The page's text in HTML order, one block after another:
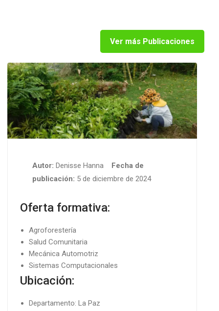
Ver más Publicaciones
Autor: Denisse Hanna Fecha de
publicación: 5 de diciembre de 2024
Oferta formativa:
Agroforestería
Salud Comunitaria
Mecánica Automotriz
Sistemas Computacionales
Ubicación:
Departamento: La Paz